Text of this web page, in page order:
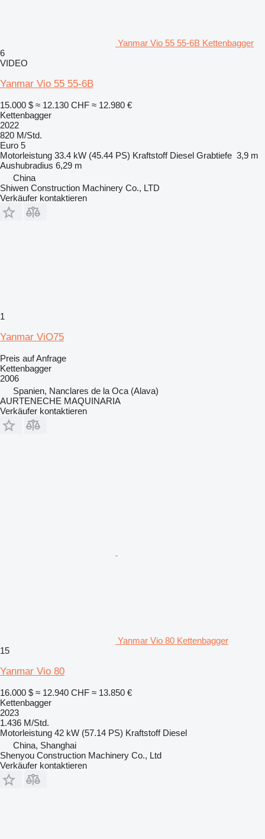
Yanmar Vio 55 55-6B Kettenbagger
6
VIDEO
Yanmar Vio 55 55-6B
15.000 $ ≈ 12.130 CHF ≈ 12.980 €
Kettenbagger
2022
820 M/Std.
Euro 5
Motorleistung 33.4 kW (45.44 PS) Kraftstoff Diesel Grabtiefe 3,9 m
Aushubradius 6,29 m
China
Shiwen Construction Machinery Co., LTD
Verkäufer kontaktieren
1
Yanmar ViO75
Preis auf Anfrage
Kettenbagger
2006
Spanien, Nanclares de la Oca (Alava)
AURTENECHE MAQUINARIA
Verkäufer kontaktieren
Yanmar Vio 80 Kettenbagger
15
Yanmar Vio 80
16.000 $ ≈ 12.940 CHF ≈ 13.850 €
Kettenbagger
2023
1.436 M/Std.
Motorleistung 42 kW (57.14 PS) Kraftstoff Diesel
China, Shanghai
Shenyou Construction Machinery Co., Ltd
Verkäufer kontaktieren